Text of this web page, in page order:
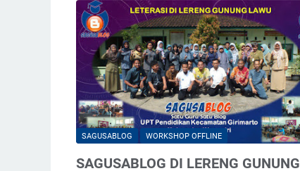
r
i
W
o
r
k
s
h
o
p
SAGUSABLOG WORKSHOP OFFLINE
SAGUSABLOG DI LERENG GUNUNG